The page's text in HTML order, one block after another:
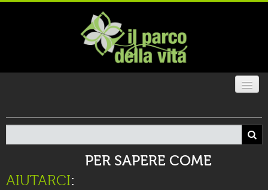
GALLERIA
PER SAPERE COME
AIUTARCI: